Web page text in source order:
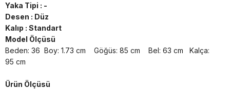
Yaka Tipi : -
Desen : Düz
Kalıp : Standart
Model Ölçüsü
Beden: 36 Boy: 1.73 cm Göğüs: 85 cm Bel: 63 cm Kalça:
95 cm
Ürün Ölçüsü